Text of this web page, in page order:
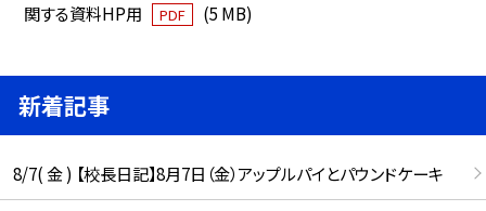
関する資料HP用
PDF (5 MB)
新着記事
8/7( 金 ) 【校長日記】8月7日（金）アップルパイとパウンドケーキ